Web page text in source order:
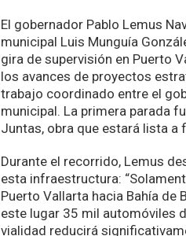
El gobernador Pablo Lemus
municipal Luis Munguía
gira de supervisión en Puerto
los avances de proyectos
trabajo coordinado entre el
municipal. La primera parada
Juntas, obra que estará lista a
Durante el recorrido, Lemus
esta infraestructura:
Puerto Vallarta hacia Bahía de
este lugar 35 mil automóviles
vialidad reducirá